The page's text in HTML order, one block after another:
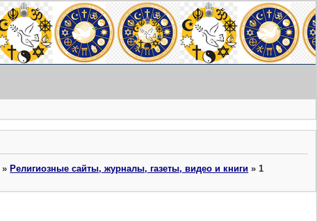
»Религиозные сайты, журналы, газеты, видео и книги » 1